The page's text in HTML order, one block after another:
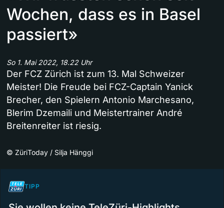
Wochen, dass es in Basel
passiert»
So 1. Mai 2022, 18.22 Uhr
Der FCZ Zürich ist zum 13. Mal Schweizer
Meister! Die Freude bei FCZ-Captain Yanick
Brecher, den Spielern Antonio Marchesano,
Blerim Dzemaili und Meistertrainer André
Breitenreiter ist riesig.
© ZüriToday / Silja Hänggi
TIPP